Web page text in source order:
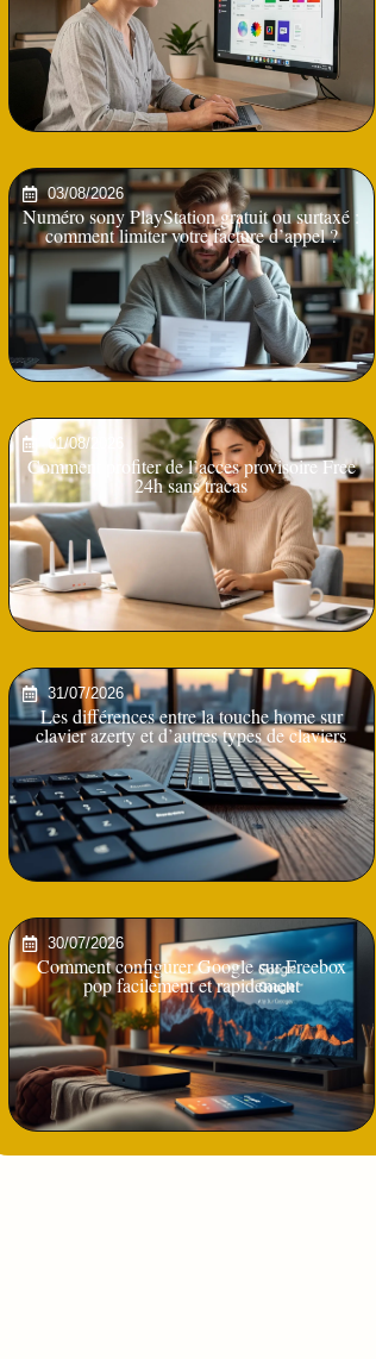
03/08/2026
Numéro sony PlayStation gratuit ou surtaxé :
comment limiter votre facture d’appel ?
01/08/2026
Comment profiter de l’acces provisoire Free
24h sans tracas
31/07/2026
Les différences entre la touche home sur
clavier azerty et d’autres types de claviers
30/07/2026
Comment configurer Google sur Freebox
pop facilement et rapidement